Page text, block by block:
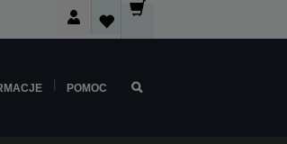
POMOC